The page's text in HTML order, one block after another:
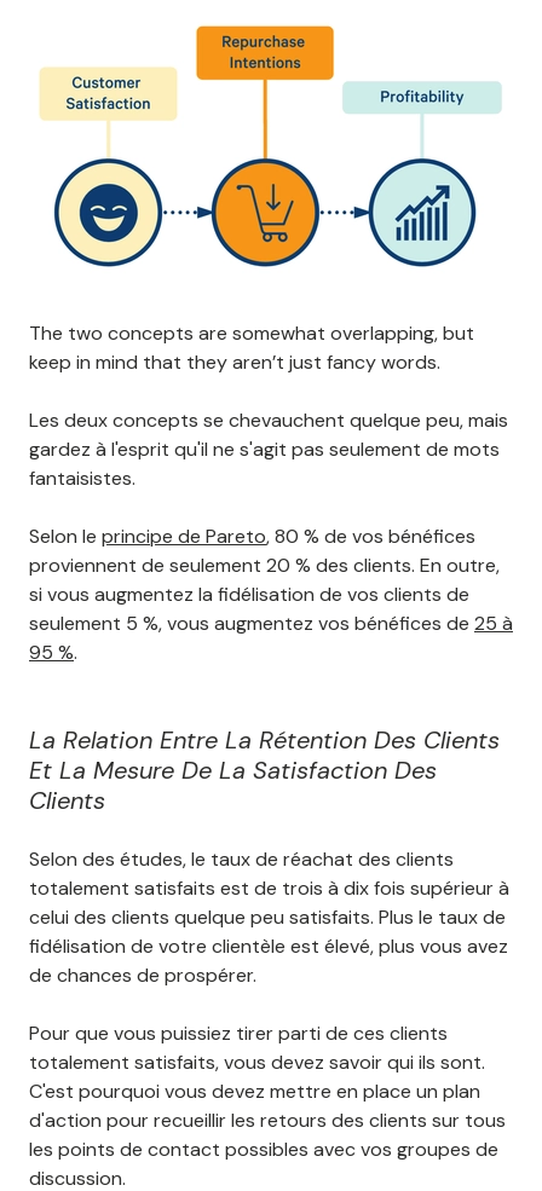
The two concepts are somewhat overlapping, but
keep in mind that they aren’t just fancy words.
Les deux concepts se chevauchent quelque peu, mais
gardez à l'esprit qu'il ne s'agit pas seulement de mots
fantaisistes.
Selon le principe de Pareto, 80 % de vos bénéfices
proviennent de seulement 20 % des clients. En outre,
si vous augmentez la fidélisation de vos clients de
seulement 5 %, vous augmentez vos bénéfices de 25 à
95 %.
La Relation Entre La Rétention Des Clients
Et La Mesure De La Satisfaction Des
Clients
Selon des études, le taux de réachat des clients
totalement satisfaits est de trois à dix fois supérieur à
celui des clients quelque peu satisfaits. Plus le taux de
fidélisation de votre clientèle est élevé, plus vous avez
de chances de prospérer.
Pour que vous puissiez tirer parti de ces clients
totalement satisfaits, vous devez savoir qui ils sont.
C'est pourquoi vous devez mettre en place un plan
d'action pour recueillir les retours des clients sur tous
les points de contact possibles avec vos groupes de
discussion.